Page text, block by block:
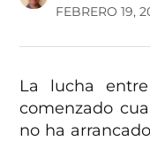
FEBRERO 19,
La lucha
comenzado
no ha